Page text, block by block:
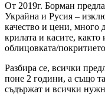
От 2019г. Борман
Украйна и Русия –
качество и цени, много
крилата и касите,
облицовката/
Разбира се, всички
поне 2 години, а също
съдържат и всички